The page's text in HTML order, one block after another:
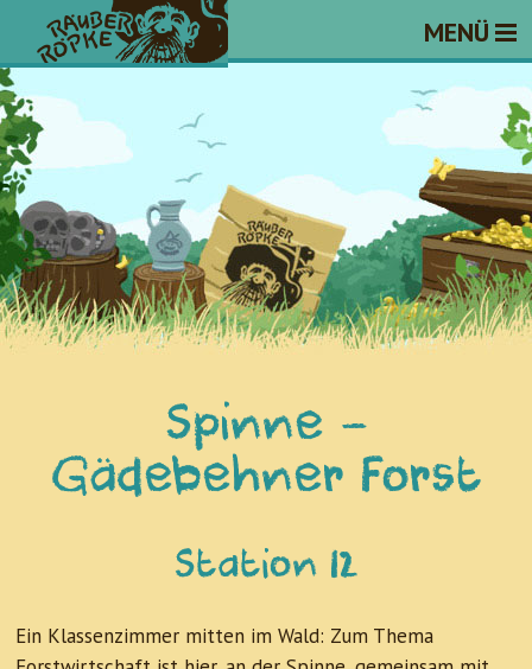
MENÜ
Spinne -
Gädebehner Forst
Station 12
Ein Klassenzimmer mitten im Wald: Zum Thema